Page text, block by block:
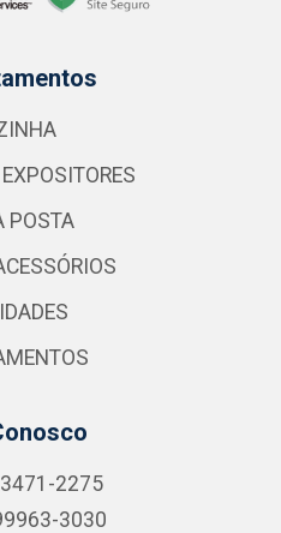
EXPOSITORES
POSTA
2275
3030